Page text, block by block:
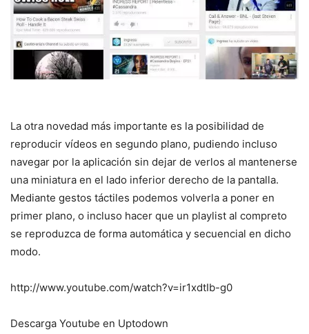
La otra novedad más importante es la posibilidad de
reproducir vídeos en segundo plano, pudiendo incluso
navegar por la aplicación sin dejar de verlos al mantenerse
una miniatura en el lado inferior derecho de la pantalla.
Mediante gestos táctiles podemos volverla a poner en
primer plano, o incluso hacer que un playlist al compreto
se reproduzca de forma automática y secuencial en dicho
modo.
http://www.youtube.com/watch?v=ir1xdtIb-g0
Descarga Youtube en Uptodown